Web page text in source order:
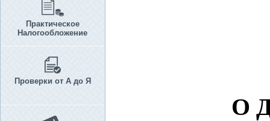
Практическое
Налогообложение
Проверки от А до Я
О